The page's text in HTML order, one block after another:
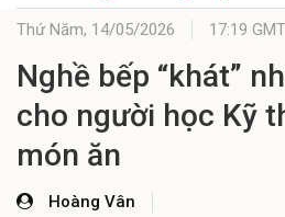
Thứ Năm, 14/05/2026 17:19
Nghề bếp “khát”
cho người học Kỹ
món ăn
Hoàng Vân